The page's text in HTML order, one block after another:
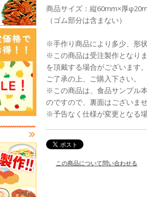
商品サイズ：縦60mm×厚
（ゴム部分は含まない）
※手作り商品により多少、形
※この商品は受注製作となり
を頂戴する場合がございます
ご了承の上、ご購入下さい。
※この商品は、食品サンプル
のですので、裏面はございま
※予告なく仕様が変更となる
この商品について問い合わせる